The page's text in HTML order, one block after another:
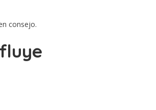
consejo.